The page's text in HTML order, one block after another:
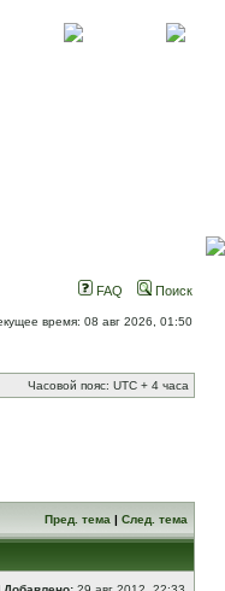
FAQ Поиск
время: 08 авг 2026, 01:50
Часовой пояс: UTC + 4 часа
Пред. тема | След. тема